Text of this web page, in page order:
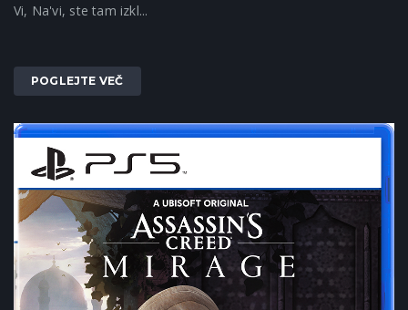
Vi, Na'vi, ste tam izkl...
POGLEJTE VEČ